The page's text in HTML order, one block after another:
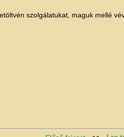
szolgálatukat, maguk mellé